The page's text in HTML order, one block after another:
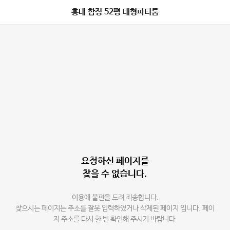
홍대 합정 52평 대형파티룸
요청하신 페이지를
찾을 수 없습니다.
이용에 불편을 드려 죄송합니다.
찾으시는 페이지는 주소를 잘못 입력하였거나 삭제된 페이지 입니다. 페이
지 주소를 다시 한 번 확인해 주시기 바랍니다.